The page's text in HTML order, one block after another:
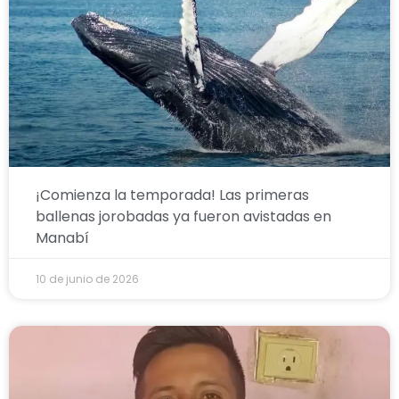
¡Comienza la temporada! Las primeras
ballenas jorobadas ya fueron avistadas en
Manabí
10 de junio de 2026